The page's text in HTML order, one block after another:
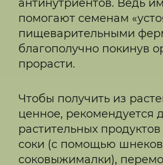
антинутриентов. Ведь
помогают семенам
пищеварительными
благополучно покинув
прорасти.
Чтобы получить из
ценное, рекомендуется
растительных
соки (с помощью
соковыжималки),